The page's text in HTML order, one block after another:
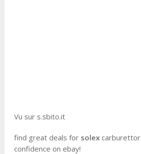
Vu sur s.sbito.it
find great deals for solex
confidence on ebay!